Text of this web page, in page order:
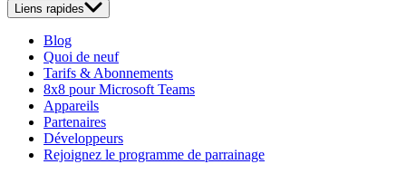
Liens rapides
Blog
Quoi de neuf
Tarifs & Abonnements
8x8 pour Microsoft Teams
Appareils
Partenaires
Développeurs
Rejoignez le programme de parrainage